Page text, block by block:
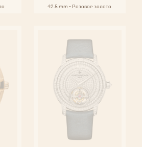
42.5 mm - Розовое золото